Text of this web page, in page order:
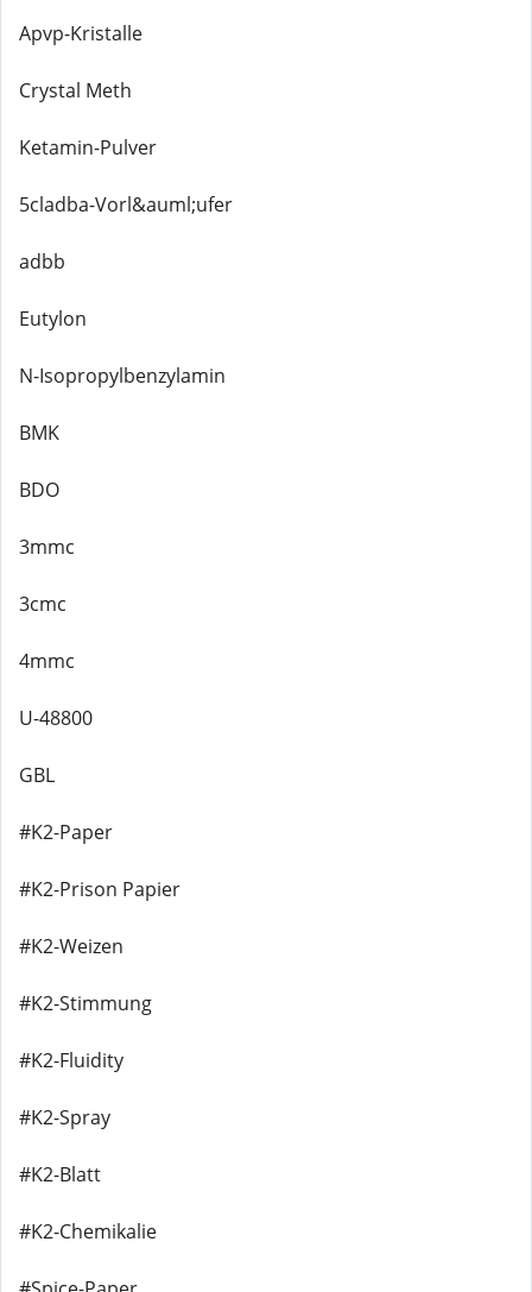
Apvp-Kristalle
Crystal Meth
Ketamin-Pulver
5cladba-Vorl&auml;ufer
adbb
Eutylon
N-Isopropylbenzylamin
BMK
BDO
3mmc
3cmc
4mmc
U-48800
GBL
#K2-Paper
#K2-Prison Papier
#K2-Weizen
#K2-Stimmung
#K2-Fluidity
#K2-Spray
#K2-Blatt
#K2-Chemikalie